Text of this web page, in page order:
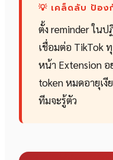
💡 เคล็ดลับ ป้อง
ตั้ง reminder ใน
เชื่อมต่อ TikTok
หน้า Extension อ
token หมดอายุเ
ทีมจะรู้ตัว